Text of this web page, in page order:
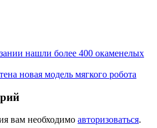
нашли более 400 окаменелых
новая модель мягкого робота
вам необходимо авторизоваться.